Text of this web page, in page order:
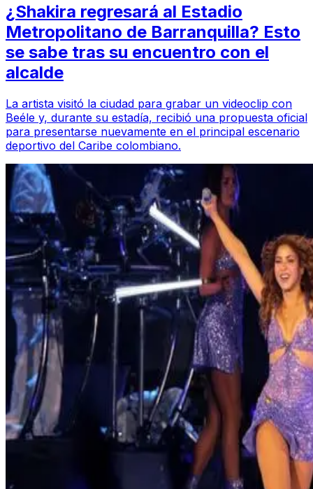
¿Shakira regresará al Estadio
Metropolitano de Barranquilla? Esto
se sabe tras su encuentro con el
alcalde
La artista visitó la ciudad para grabar un videoclip con
Beéle y, durante su estadía, recibió una propuesta oficial
para presentarse nuevamente en el principal escenario
deportivo del Caribe colombiano.